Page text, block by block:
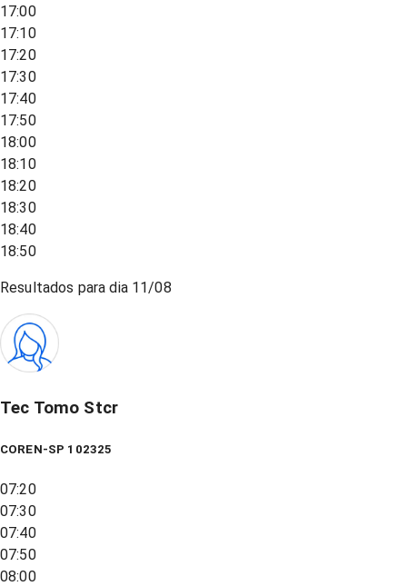
17:00
17:10
17:20
17:30
17:40
17:50
18:00
18:10
18:20
18:30
18:40
18:50
Resultados para dia 11/08
Tec Tomo Stcr
COREN-SP 102325
07:20
07:30
07:40
07:50
08:00